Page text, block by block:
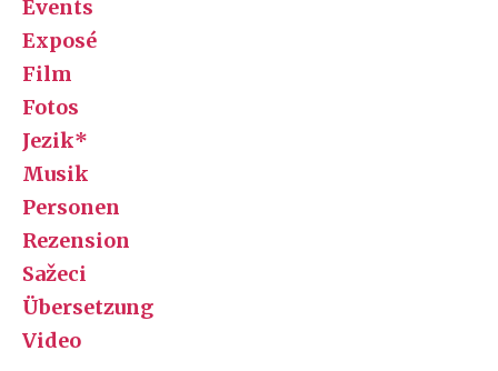
Events
Exposé
Film
Fotos
Jezik*
Musik
Personen
Rezension
Sažeci
Übersetzung
Video